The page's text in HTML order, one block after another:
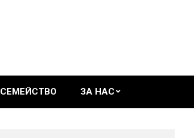
СЕМЕЙСТВО ЗА НАС